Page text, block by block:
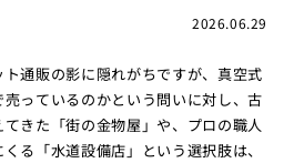
2026.06.29
通販の影に隠れがちですが、真空式
っているのかという問いに対し、古
きた「街の金物屋」や、プロの職人
る「水道設備店」という選択肢は、